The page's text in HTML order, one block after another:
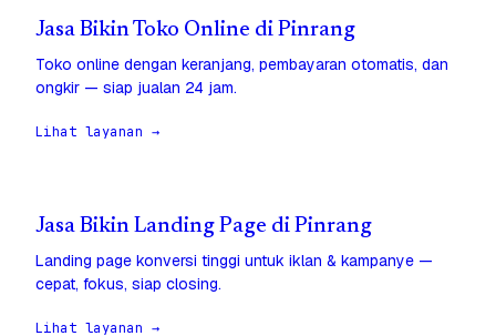
Jasa Bikin Toko Online di Pinrang
Toko online dengan keranjang, pembayaran otomatis, dan
ongkir — siap jualan 24 jam.
Lihat layanan →
Jasa Bikin Landing Page di Pinrang
Landing page konversi tinggi untuk iklan & kampanye —
cepat, fokus, siap closing.
Lihat layanan →